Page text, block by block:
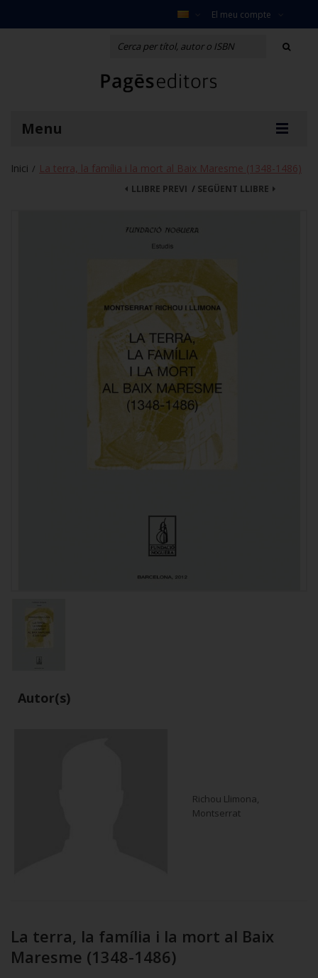
El meu compte
Menu
Inici / La terra, la família i la mort al Baix Maresme (1348-1486)
SEGÜENT LLIBRE
LLIBRE PREVI /
Autor(s)
Richou Llimona,
Montserrat
La terra, la família i la mort al Baix
Maresme (1348-1486)